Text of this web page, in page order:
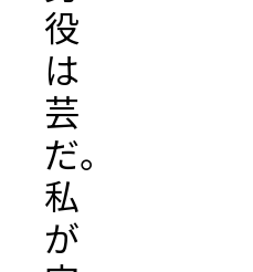
役
は
芸
だ。
私
が